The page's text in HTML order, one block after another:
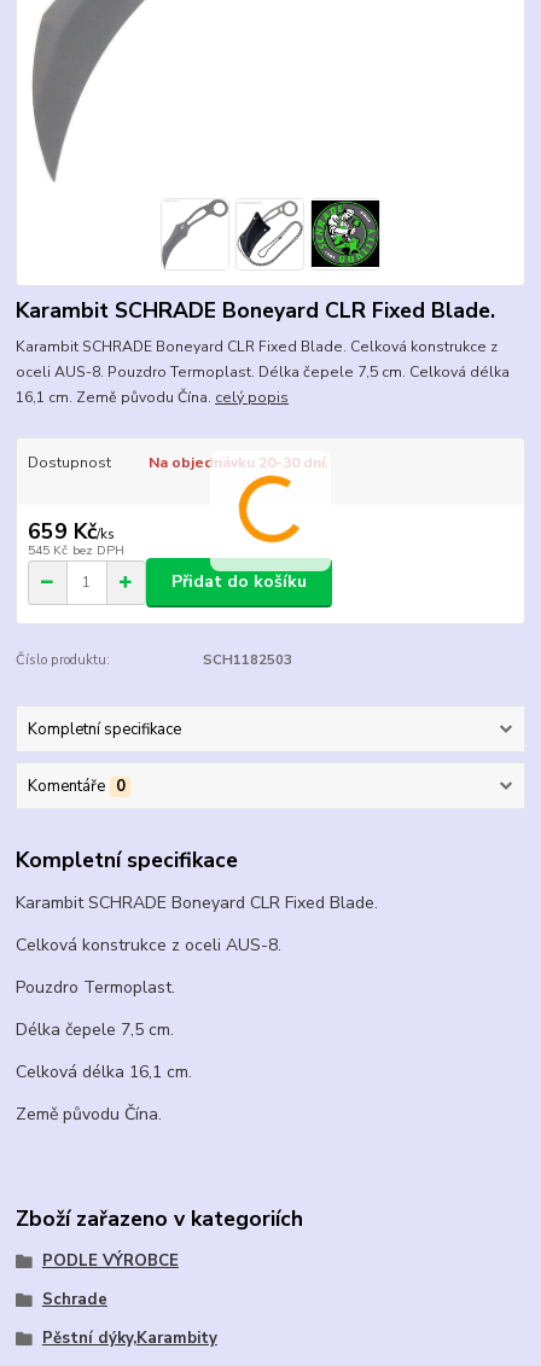
Karambit SCHRADE Boneyard CLR Fixed Blade.
Karambit SCHRADE Boneyard CLR Fixed Blade. Celková konstrukce z
oceli AUS-8. Pouzdro Termoplast. Délka čepele 7,5 cm. Celková délka
16,1 cm. Země původu Čína. celý popis
Dostupnost Na objednávku 20-30 dní.
659 Kč/ks
545 Kč bez DPH
Přidat do košíku
Číslo produktu: SCH1182503
Kompletní specifikace
Komentáře 0
Kompletní specifikace
Karambit SCHRADE Boneyard CLR Fixed Blade.
Celková konstrukce z oceli AUS-8.
Pouzdro Termoplast.
Délka čepele 7,5 cm.
Celková délka 16,1 cm.
Země původu Čína.
Zboží zařazeno v kategoriích
PODLE VÝROBCE
Schrade
Pěstní dýky,Karambity